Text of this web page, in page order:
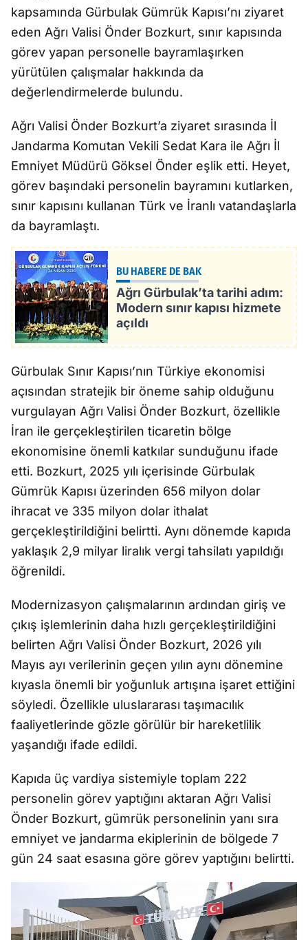
kapsamında Gürbulak Gümrük Kapısı’nı ziyaret
eden Ağrı Valisi Önder Bozkurt, sınır kapısında
görev yapan personelle bayramlaşırken
yürütülen çalışmalar hakkında da
değerlendirmelerde bulundu.
Ağrı Valisi Önder Bozkurt’a ziyaret sırasında İl
Jandarma Komutan Vekili Sedat Kara ile Ağrı İl
Emniyet Müdürü Göksel Önder eşlik etti. Heyet,
görev başındaki personelin bayramını kutlarken,
sınır kapısını kullanan Türk ve İranlı vatandaşlarla
da bayramlaştı.
BU HABERE DE BAK
Ağrı Gürbulak’ta tarihi adım:
Modern sınır kapısı hizmete
açıldı
Gürbulak Sınır Kapısı’nın Türkiye ekonomisi
açısından stratejik bir öneme sahip olduğunu
vurgulayan Ağrı Valisi Önder Bozkurt, özellikle
İran ile gerçekleştirilen ticaretin bölge
ekonomisine önemli katkılar sunduğunu ifade
etti. Bozkurt, 2025 yılı içerisinde Gürbulak
Gümrük Kapısı üzerinden 656 milyon dolar
ihracat ve 335 milyon dolar ithalat
gerçekleştirildiğini belirtti. Aynı dönemde kapıda
yaklaşık 2,9 milyar liralık vergi tahsilatı yapıldığı
öğrenildi.
Modernizasyon çalışmalarının ardından giriş ve
çıkış işlemlerinin daha hızlı gerçekleştirildiğini
belirten Ağrı Valisi Önder Bozkurt, 2026 yılı
Mayıs ayı verilerinin geçen yılın aynı dönemine
kıyasla önemli bir yoğunluk artışına işaret ettiğini
söyledi. Özellikle uluslararası taşımacılık
faaliyetlerinde gözle görülür bir hareketlilik
yaşandığı ifade edildi.
Kapıda üç vardiya sistemiyle toplam 222
personelin görev yaptığını aktaran Ağrı Valisi
Önder Bozkurt, gümrük personelinin yanı sıra
emniyet ve jandarma ekiplerinin de bölgede 7
gün 24 saat esasına göre görev yaptığını belirtti.